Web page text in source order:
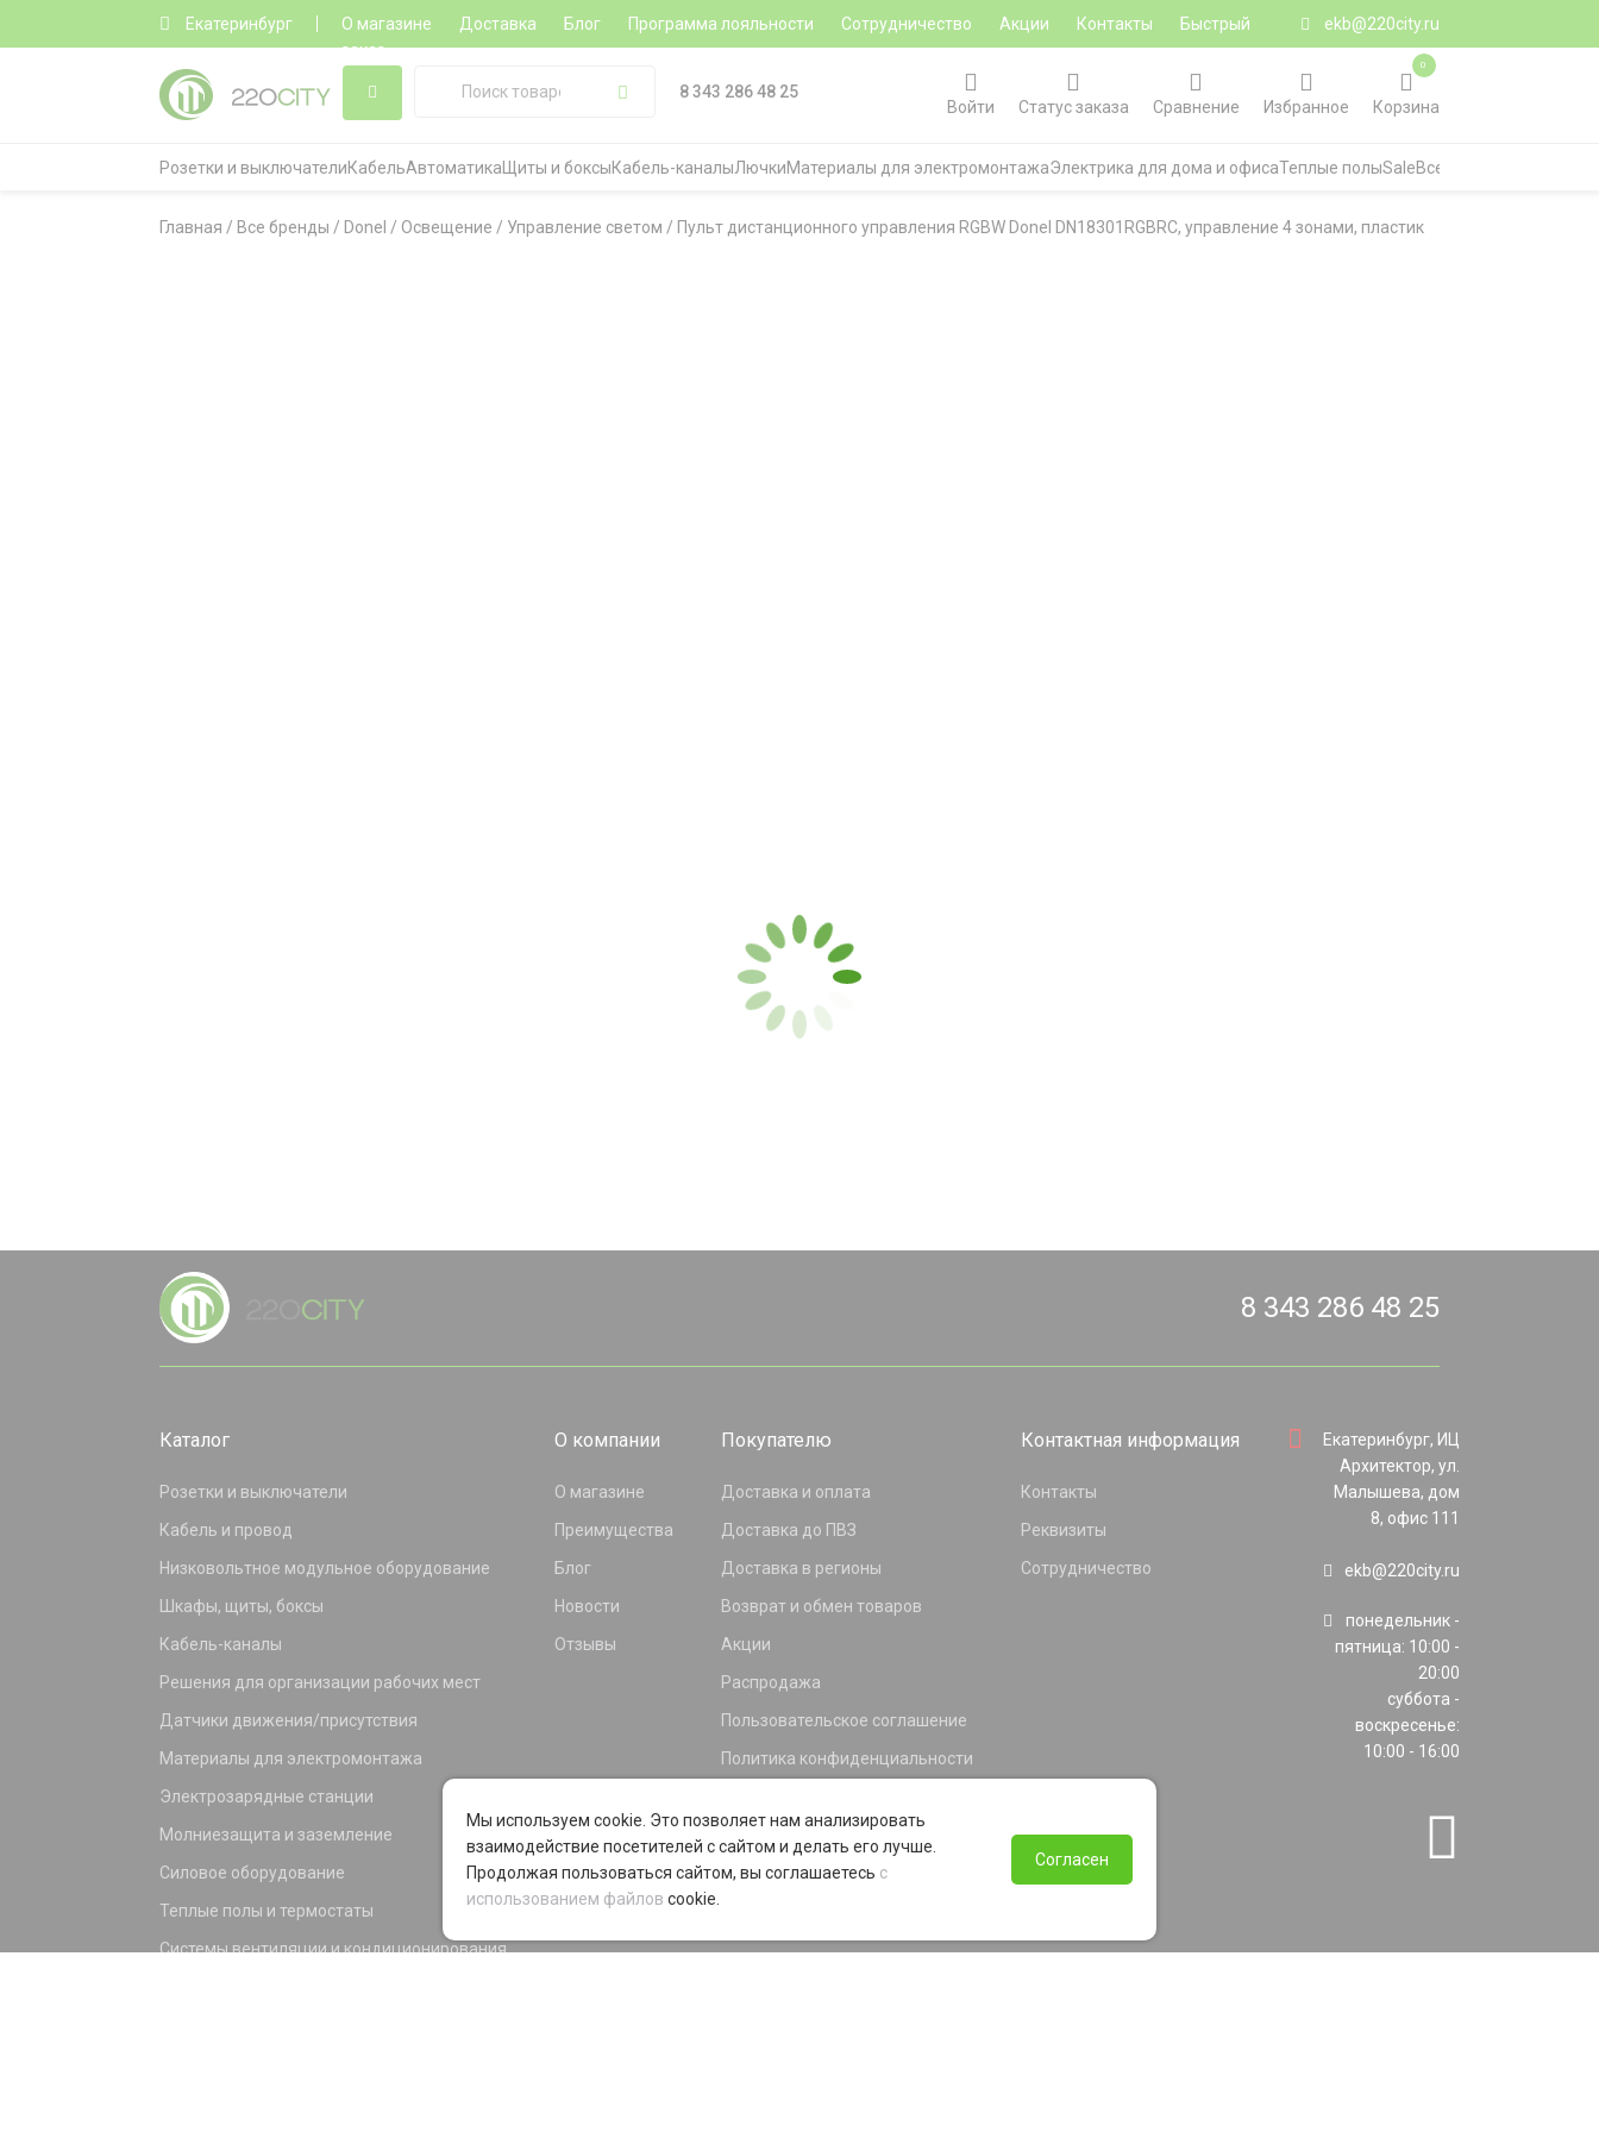
Екатеринбург О магазине Доставка Блог Программа лояльности Сотрудничество Акции Контакты
Быстрый
заказ
ekb@220city.ru
8 343 286 48 25
Войти
Статус заказа Сравнение Избранное Корзина
0
Розетки и выключателиКабельАвтоматика Щиты и боксыКабель-каналыЛючкиМатериалы для электромонтажаЭлектрика для дома и офисаТеплые полыSaleВсе категории
Главная / Все бренды / Donel / Освещение / Управление светом / Пульт дистанционного управления RGBW Donel DN18301RGBRC, управление 4 зонами, пластик
8 343 286 48 25
Каталог
Розетки и выключатели
Кабель и провод
Низковольтное модульное оборудование
Шкафы, щиты, боксы
Кабель-каналы
Решения для организации рабочих мест
Датчики движения/присутствия
Материалы для электромонтажа
Электрозарядные станции
Молниезащита и заземление
Силовое оборудование
Теплые полы и термостаты
Системы вентиляции и кондиционирования
О компании
О магазине
Преимущества
Блог
Новости
Отзывы
Покупателю
Доставка и оплата
Доставка до ПВЗ
Доставка в регионы
Возврат и обмен товаров
Акции
Распродажа
Пользовательское соглашение
Политика конфиденциальности
Программа лояльности
Контактная информация
Контакты
Реквизиты
Сотрудничество
Екатеринбург, ИЦ
Архитектор, ул.
Малышева, дом
8, офис 111
ekb@220city.ru
понедельник -
пятница: 10:00 -
20:00
суббота -
воскресенье:
10:00 - 16:00
Мы используем cookie. Это позволяет нам анализировать
взаимодействие посетителей с сайтом и делать его лучше.
Продолжая пользоваться сайтом, вы соглашаетесь с
использованием файлов cookie.
Согласен